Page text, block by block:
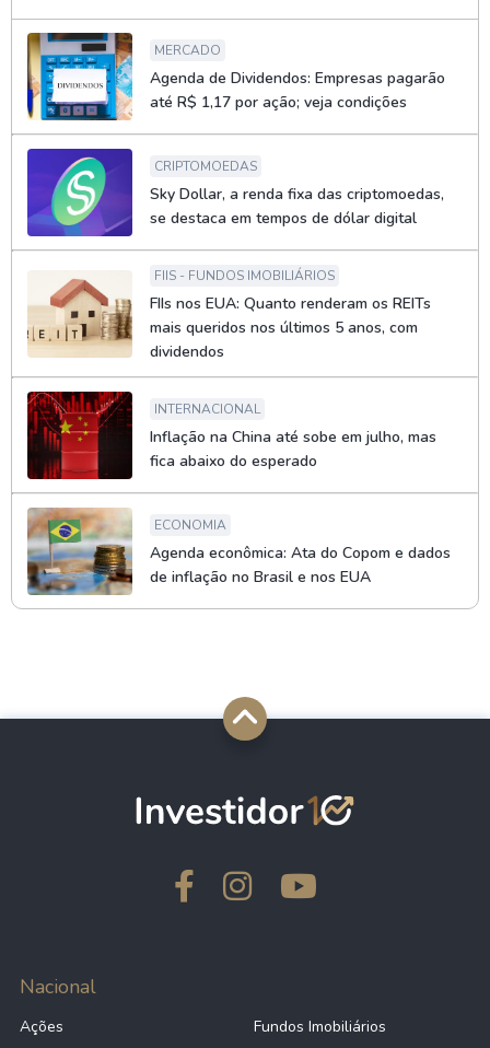
MERCADO
Agenda de Dividendos: Empresas pagarão
até R$ 1,17 por ação; veja condições
CRIPTOMOEDAS
Sky Dollar, a renda fixa das criptomoedas,
se destaca em tempos de dólar digital
FIIS - FUNDOS IMOBILIÁRIOS
FIIs nos EUA: Quanto renderam os REITs
mais queridos nos últimos 5 anos, com
dividendos
INTERNACIONAL
Inflação na China até sobe em julho, mas
fica abaixo do esperado
ECONOMIA
Agenda econômica: Ata do Copom e dados
de inflação no Brasil e nos EUA
Nacional
Ações
Fundos Imobiliários